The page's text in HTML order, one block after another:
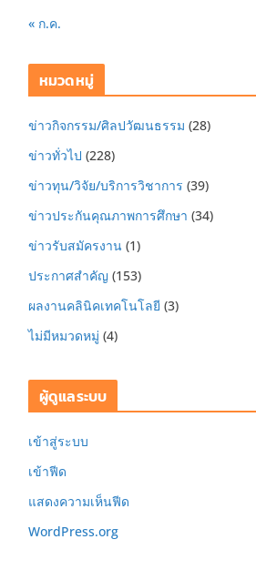
« ก.ค.
หมวดหมู่
ข่าวกิจกรรม/ศิลปวัฒนธรรม (28)
ข่าวทั่วไป (228)
ข่าวทุน/วิจัย/บริการวิชาการ (39)
ข่าวประกันคุณภาพการศึกษา (34)
ข่าวรับสมัครงาน (1)
ประกาศสำคัญ (153)
ผลงานคลินิคเทคโนโลยี (3)
ไม่มีหมวดหมู่ (4)
ผู้ดูแลระบบ
เข้าสู่ระบบ
เข้าฟีด
แสดงความเห็นฟีด
WordPress.org